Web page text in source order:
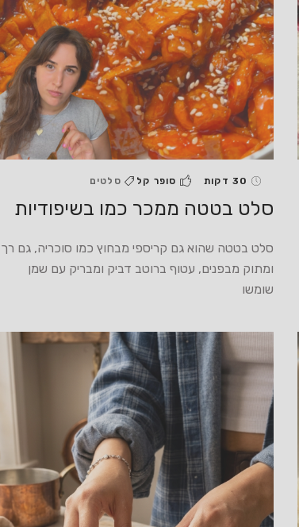
סופר קל סלטים
סלט בטטה ממכר כמו בשיפודיות
סלט בטטה שהוא גם קריספי מבחוץ כמו סוכריה, גם רך
ומתוק מבפנים, עטוף ברוטב דביק ומבריק עם שמן
שומשו